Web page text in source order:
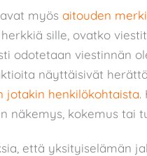
myös aitouden
sille, ovatko
odotetaan viestinnän
näyttäisivät
jotakin henkilökohtaista.
näkemys, kokemus tai
että yksityiselämän